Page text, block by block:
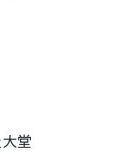
堂